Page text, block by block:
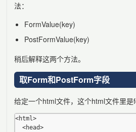
法：
FormValue(key)
PostFormValue(key)
稍后解释这两个方法。
取Form和PostForm字段
给定一个html文件，这个html文件里是
<html>
  <head>